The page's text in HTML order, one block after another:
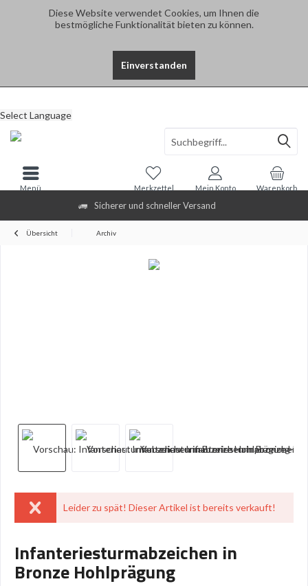
Diese Website verwendet Cookies, um Ihnen die
bestmögliche Funktionalität bieten zu können.
Einverstanden
Sicherer und schneller Versand
Select Language
Warenkorb
Merkzettel Mein Konto
Menü
Übersicht Archiv
Leider zu spät! Dieser Artikel ist bereits verkauft!
Infanteriesturmabzeichen in
Bronze Hohlprägung